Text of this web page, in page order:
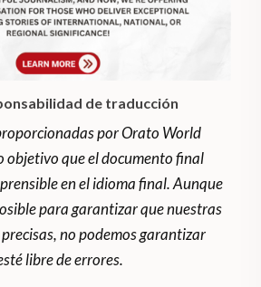
de traducción
por Orato World
objetivo que el documento final
en el idioma final. Aunque
para garantizar que nuestras
no podemos garantizar
libre de errores.